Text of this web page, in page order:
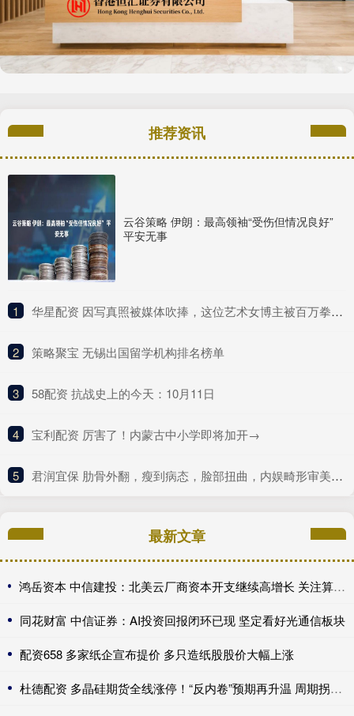
推荐资讯
云谷策略 伊朗：最高领袖“受伤但情况良好”
平安无事
1 ​华星配资 因写真照被媒体吹捧，这位艺术女博主被百万拳迷称为UFC传奇？
2 ​策略聚宝 无锡出国留学机构排名榜单
3 ​58配资 抗战史上的今天：10月11日
4 ​宝利配资 厉害了！内蒙古中小学即将加开→
5 ​君润宜保 肋骨外翻，瘦到病态，脸部扭曲，内娱畸形审美什么时候是个头
最新文章
鸿岳资本 中信建投：北美云厂商资本开支继续高增长 关注算力超跌与高股息标的
同花财富 中信证券：AI投资回报闭环已现 坚定看好光通信板块
配资658 多家纸企宣布提价 多只造纸股股价大幅上涨
杜德配资 多晶硅期货全线涨停！“反内卷”预期再升温 周期拐点来了？